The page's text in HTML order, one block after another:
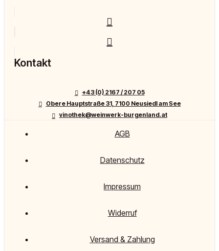
Kontakt
+43 (0) 2167 / 207 05
Obere Hauptstraße 31, 7100 Neusiedl am See
vinothek@weinwerk-burgenland.at
AGB
Datenschutz
Impressum
Widerruf
Versand & Zahlung